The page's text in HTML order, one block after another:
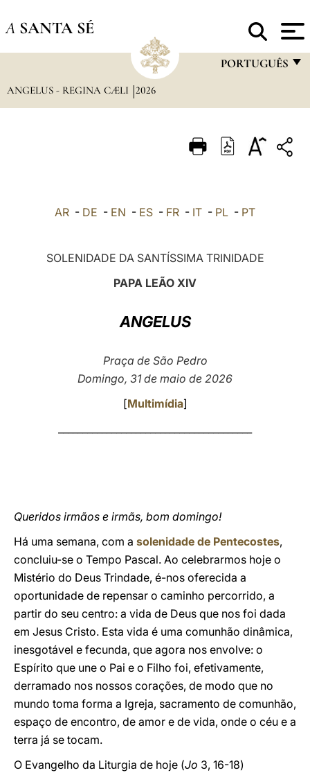
A SANTA SÉ
PORTUGUÊS
ITALIANO
POLSKI
ANGELUS - REGINA CÆLI 2026
AR - DE - EN - ES - FR - IT - PL - PT
SOLENIDADE DA SANTÍSSIMA TRINIDADE
PAPA LEÃO XIV
ANGELUS
Praça de São Pedro
Domingo, 31 de maio de 2026
[Multimídia]
Queridos irmãos e irmãs, bom domingo!
Há uma semana, com a solenidade de Pentecostes,
concluiu-se o Tempo Pascal. Ao celebrarmos hoje o
Mistério do Deus Trindade, é-nos oferecida a
oportunidade de repensar o caminho percorrido, a
partir do seu centro: a vida de Deus que nos foi dada
em Jesus Cristo. Esta vida é uma comunhão dinâmica,
inesgotável e fecunda, que agora nos envolve: o
Espírito que une o Pai e o Filho foi, efetivamente,
derramado nos nossos corações, de modo que no
mundo toma forma a Igreja, sacramento de comunhão,
espaço de encontro, de amor e de vida, onde o céu e a
terra já se tocam.
O Evangelho da Liturgia de hoje (Jo 3, 16-18)